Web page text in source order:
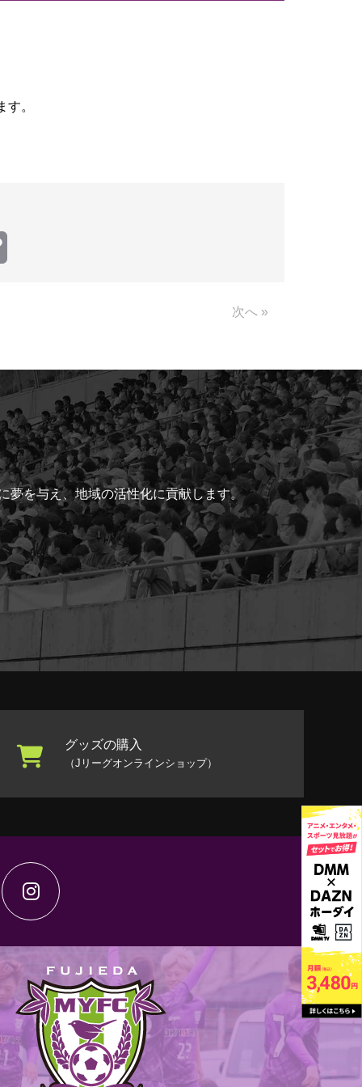
。
次へ »
夢を与え、地域の活性化に貢献します。
グッズの購入
（Jリーグオンラインショップ）